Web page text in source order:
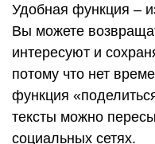
Удобная функция –
Вы можете
интересуют и
потому что нет
функция
тексты можно
социальных сетях.